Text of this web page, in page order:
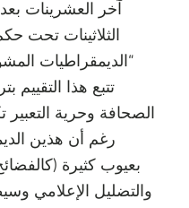
آخر العشرينات
الثلاثينات تحت
“الديمقراطيات
تتبع هذا
الصحافة وحرية
رغم أن هذين
بعيوب كثيرة
والتضليل الإعلامي